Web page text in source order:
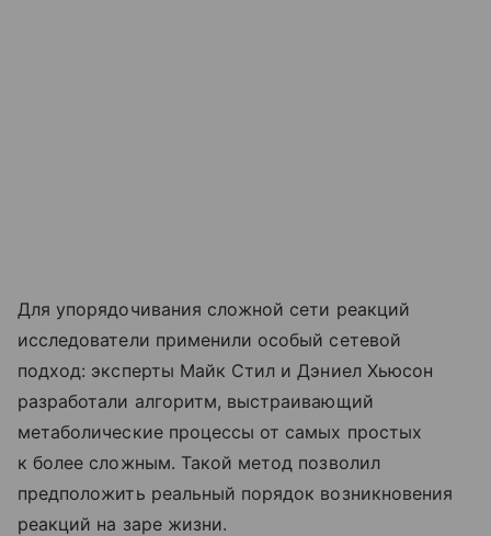
Для упорядочивания сложной сети реакций
исследователи применили особый сетевой
подход: эксперты Майк Стил и Дэниел Хьюсон
разработали алгоритм, выстраивающий
метаболические процессы от самых простых
к более сложным. Такой метод позволил
предположить реальный порядок возникновения
реакций на заре жизни.